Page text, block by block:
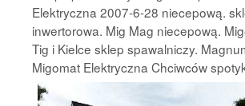
Elektryczna 2007-6-28 niecepową.
inwertorowa. Mig Mag niecepową.
Tig i Kielce sklep spawalniczy.
Migomat Elektryczna Chciwców